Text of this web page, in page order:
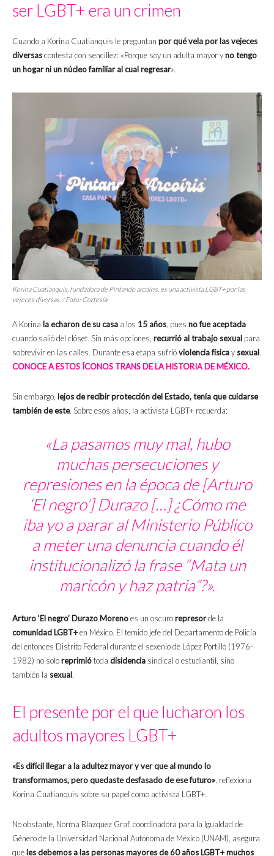
ser LGBT+ era un crimen
Cuando a Korina Cuatianquis le preguntan por qué vela por lasvejeces
diversascontesta con sencillez: «Porque soy un adulta mayor yno tengo
un hogar ni un núcleo familiar al cual regresar».
Korina Cuatianquis, fundadora de Pintando arcoíris, es una activista LGBT+ por las
vejeces diversas. / Foto: Cortesía
A Korina la echaron de su casa a los 15 años, pues no fue aceptada
cuando salió del clóset. Sin más opciones, recurrió al trabajo sexual para
sobrevivir en las calles. Durante esa etapa sufrióviolencia físicay sexual.
CONOCE A ESTOS ÍCONOS TRANS DE LA HISTORIA DE MÉXICO.
Sin embargo, lejos de recibir protección del Estado, tenía que cuidarse
también de este. Sobre esos años, la activista LGBT+ recuerda:
«La pasamos muy mal, hubo
muchas persecuciones y
represiones en la época de [Arturo
‘El negro’] Durazo […] ¿Cómo me
iba yo a parar al Ministerio Público
a meter una denuncia cuando él
institucionalizó la frase “Mata un
maricón y haz patria”?».
Arturo ‘El negro’ Durazo Morenoes un oscurorepresorde la
comunidad LGBT+en México. El temido jefe del Departamento de Policía
del entonces Distrito Federal durante el sexenio de López Portillo (1976-
1982) no soloreprimiótoda disidencia sindical o estudiantil, sino
también la sexual.
El presente por el que lucharon los
adultos mayores LGBT+
«Es difícil llegar a la adultez mayor y ver que al mundo lo
transformamos, pero quedaste desfasado de ese futuro», reflexiona
Korina Cuatianquis sobre su papel como activista LGBT+.
No obstante, Norma Blazquez Graf, coordinadora para la Igualdad de
Género de la Universidad Nacional Autónoma de México (UNAM), asegura
que les debemos a las personas mayores de 60 años LGBT+muchos